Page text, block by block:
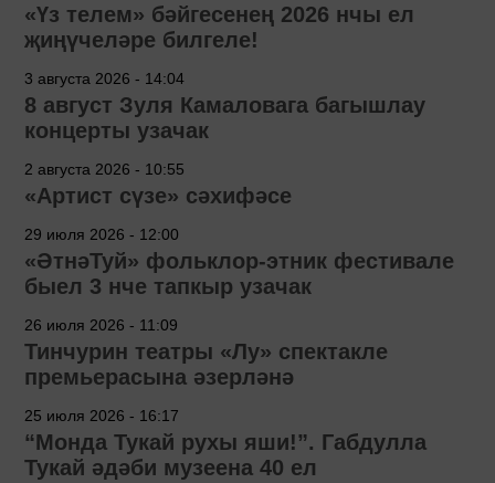
«Үз телем» бәйгесенең 2026 нчы ел
җиңүчеләре билгеле!
3 августа 2026 - 14:04
8 август Зуля Камаловага багышлау
концерты узачак
2 августа 2026 - 10:55
«Артист сүзе» сәхифәсе
29 июля 2026 - 12:00
«ӘтнәТуй» фольклор-этник фестивале
быел 3 нче тапкыр узачак
26 июля 2026 - 11:09
Тинчурин театры «Лу» спектакле
премьерасына әзерләнә
25 июля 2026 - 16:17
“Монда Тукай рухы яши!”. Габдулла
Тукай әдәби музеена 40 ел